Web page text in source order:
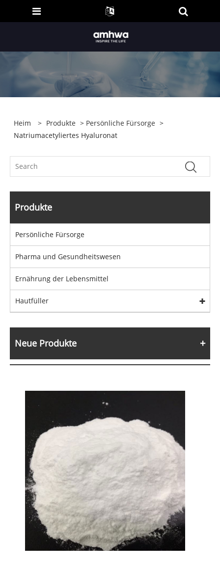
Heim > Produkte > Persönliche Fürsorge >
Natriumacetyliertes Hyaluronat
Produkte
Persönliche Fürsorge
Pharma und Gesundheitswesen
Ernährung der Lebensmittel
Hautfüller
Neue Produkte